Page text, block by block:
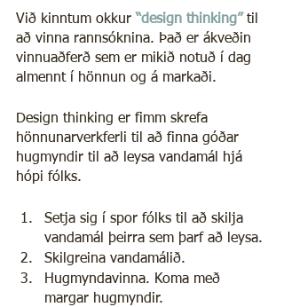
Við kinntum okkur “design thinking” til
að vinna rannsóknina. Það er ákveðin
vinnuaðferð sem er mikið notuð í dag
almennt í hönnun og á markaði.
Design thinking er fimm skrefa
hönnunarverkferli til að finna góðar
hugmyndir til að leysa vandamál hjá
hópi fólks.
Setja sig í spor fólks til að skilja
vandamál þeirra sem þarf að leysa.
Skilgreina vandamálið.
Hugmyndavinna. Koma með
margar hugmyndir.